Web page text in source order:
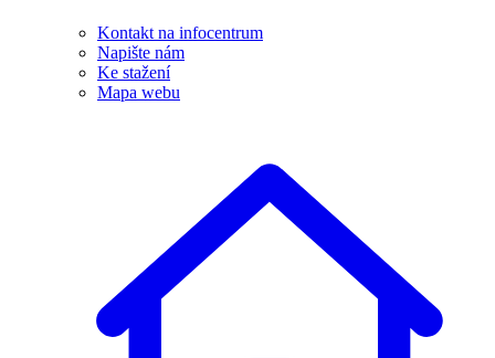
Kontakt na infocentrum
Napište nám
Ke stažení
Mapa webu